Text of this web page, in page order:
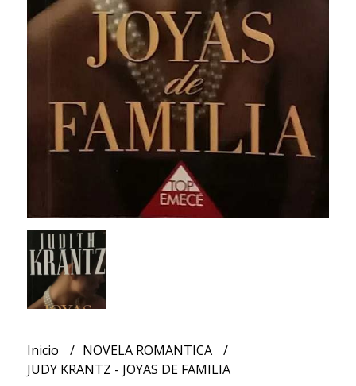
Inicio
NOVELA ROMANTICA
JUDY KRANTZ - JOYAS DE FAMILIA